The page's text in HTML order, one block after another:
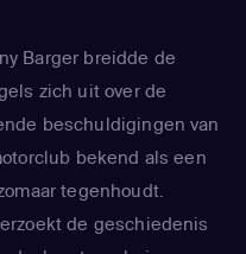
Barger breidde de
zich uit over de
beschuldigingen van
bekend als een
tegenhoudt.
de geschiedenis